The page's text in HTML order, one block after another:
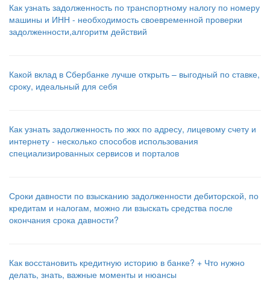
Как узнать задолженность по транспортному налогу по номеру
машины и ИНН - необходимость своевременной проверки
задолженности,алгоритм действий
Какой вклад в Сбербанке лучше открыть – выгодный по ставке,
сроку, идеальный для себя
Как узнать задолженность по жкх по адресу, лицевому счету и
интернету - несколько способов использования
специализированных сервисов и порталов
Сроки давности по взысканию задолженности дебиторской, по
кредитам и налогам, можно ли взыскать средства после
окончания срока давности?
Как восстановить кредитную историю в банке? + Что нужно
делать, знать, важные моменты и нюансы